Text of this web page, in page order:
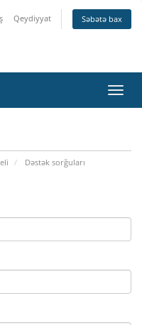
Qeydiyyat Səbətə bax
keçid
Dəstək sorğuları